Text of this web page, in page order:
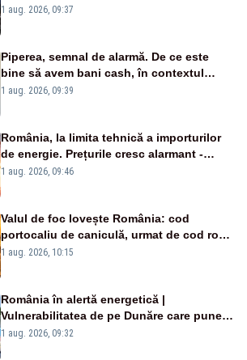
un produs
1 aug. 2026, 09:37
Piperea, semnal de alarmă. De ce este
bine să avem bani cash, în contextul
alertei energetice?
1 aug. 2026, 09:39
România, la limita tehnică a importurilor
de energie. Prețurile cresc alarmant -
Analiză Realitatea Plus
1 aug. 2026, 09:46
Valul de foc lovește România: cod
portocaliu de caniculă, urmat de cod roșu
duminică. Temperaturile urcă spre 40°C
1 aug. 2026, 10:15
România în alertă energetică |
Vulnerabilitatea de pe Dunăre care pune
în pericol Centrala Cernavodă era
1 aug. 2026, 09:32